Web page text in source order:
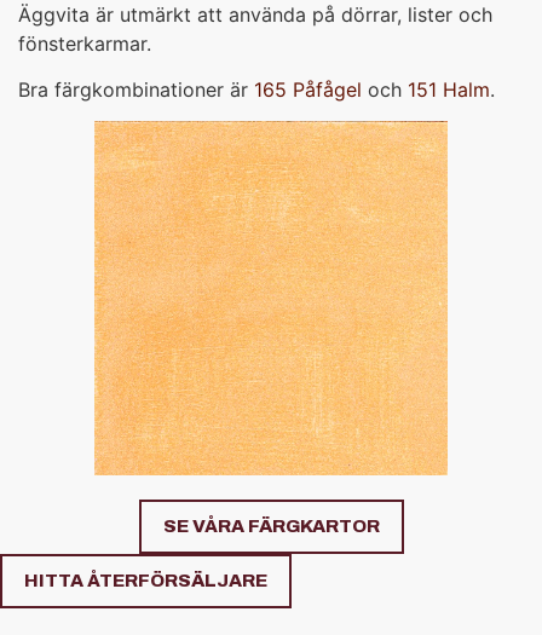
Äggvita är utmärkt att använda på dörrar, lister och
fönsterkarmar.
Bra färgkombinationer är 165 Påfågel och 151 Halm.
SE VÅRA FÄRGKARTOR
HITTA ÅTERFÖRSÄLJARE